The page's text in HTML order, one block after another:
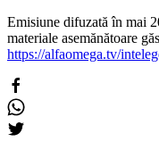
Emisiune difuzată în mai
materiale asemănătoare
https://alfaomega.tv/